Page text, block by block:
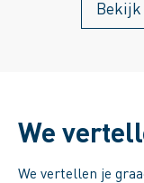
We
We vertellen je